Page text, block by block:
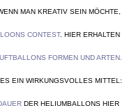
MAN KREATIV SEIN MÖCHTE,
CONTEST. HIER ERHALTEN
FORMEN UND ARTEN.
EIN WIRKUNGSVOLLES MITTEL:
DER HELIUMBALLONS HIER